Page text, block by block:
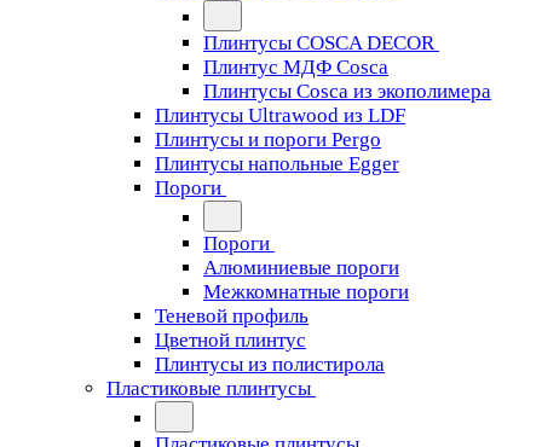
Плинтусы COSCA DECOR
Плинтус МДФ Cosca
Плинтусы Cosca из экополимера
Плинтусы Ultrawood из LDF
Плинтусы и пороги Pergo
Плинтусы напольные Egger
Пороги
Пороги
Алюминиевые пороги
Межкомнатные пороги
Теневой профиль
Цветной плинтус
Плинтусы из полистирола
Пластиковые плинтусы